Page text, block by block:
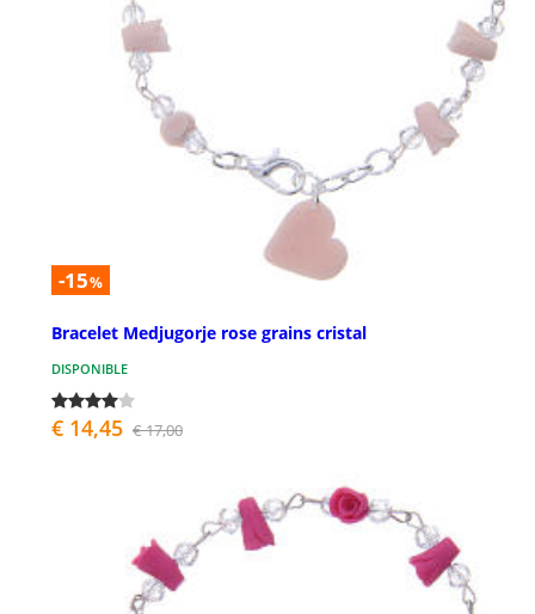
-15%
Bracelet Medjugorje rose grains cristal
DISPONIBLE
€ 14,45 € 17,00